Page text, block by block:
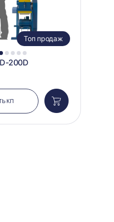
2 3 4 5
Топ продаж
200D
КП
Добавить
в
корзину